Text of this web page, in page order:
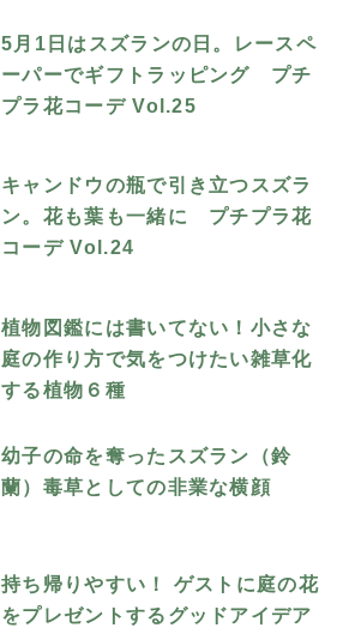
5月1日はスズランの日。レースペ
ーパーでギフトラッピング プチ
プラ花コーデ Vol.25
キャンドウの瓶で引き立つスズラ
ン。花も葉も一緒に プチプラ花
コーデ Vol.24
植物図鑑には書いてない！小さな
庭の作り方で気をつけたい雑草化
する植物６種
幼子の命を奪ったスズラン（鈴
蘭）毒草としての非業な横顔
持ち帰りやすい！ ゲストに庭の花
をプレゼントするグッドアイデア